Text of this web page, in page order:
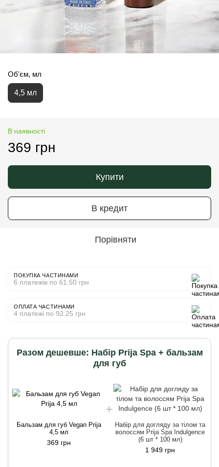
Об'єм, мл
4,5 мл
В наявності
369 грн
Купити
В кредит
Порівняти
ПОКУПКА ЧАСТИНАМИ
6 платежів по 61.50 грн
ОПЛАТА ЧАСТИНАМИ
4 платежі по 92.25 грн
Разом дешевше: Набір Prija Spa + бальзам
для губ
Бальзам для губ Vegan Prija
4,5 мл
369 грн
Набір для догляду за тілом та
волоссям Prija Spa Indulgence
(6 шт * 100 мл)
1 949 грн